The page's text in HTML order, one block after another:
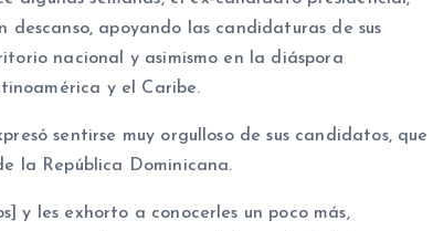
apoyando las candidaturas de sus
nacional y asimismo en la diáspora
y el Caribe.
sentirse muy orgulloso de sus candidatos, que
la República Dominicana.
y les exhorto a conocerles un poco más,